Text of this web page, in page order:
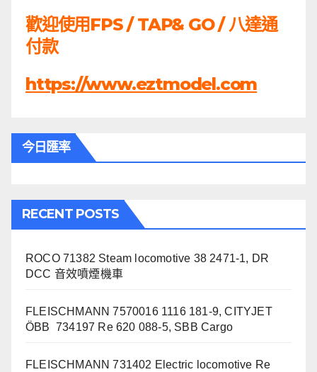
歡迎使用FPS / TAP& GO / 八達通
付款
https://www.eztmodel.com
今日匯率
RECENT POSTS
ROCO 71382 Steam locomotive 38 2471-1, DR
DCC 音效噴煙機車
FLEISCHMANN 7570016 1116 181-9, CITYJET
ÖBB 734197 Re 620 088-5, SBB Cargo
FLEISCHMANN 731402 Electric locomotive Re